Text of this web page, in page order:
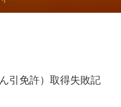
引免許）取得失敗記